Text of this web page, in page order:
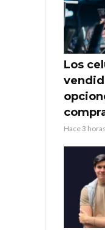
Los
Hace 3 horas